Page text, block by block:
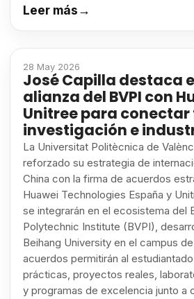
Leer más→
28 May 2026
José Capilla destaca
alianza del BVPI con
Unitree para
investigación e
La Universitat Politècnica de
reforzado su estrategia de
China con la firma de acuerdos
Huawei Technologies España y
se integrarán en el ecosistema del
Polytechnic Institute (BVPI),
Beihang University en el campus
acuerdos permitirán al
prácticas, proyectos reales,
y programas de excelencia junto a